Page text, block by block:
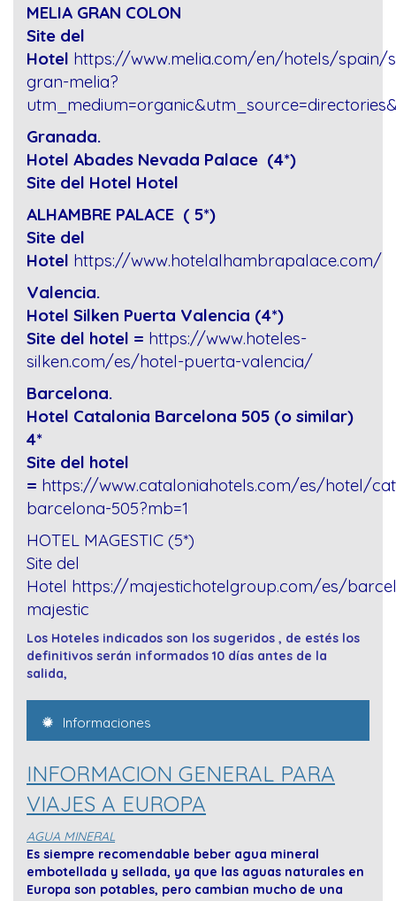
MELIA GRAN COLON
Site del
Hotel https://www.melia.com/en/hotels/spain/
gran-melia?
Granada.
Hotel Abades Nevada Palace (4*)
Site del Hotel Hotel
ALHAMBRE PALACE ( 5*)
Site del
Hotel https://www.hotelalhambrapalace.com/
Valencia.
Hotel Silken Puerta Valencia (4*)
Site del hotel = https://www.hoteles-
silken.com/es/hotel-puerta-valencia/
Barcelona.
Hotel Catalonia Barcelona 505 (o similar)
4*
Site del hotel
= https://www.cataloniahotels.com/es/hotel/
barcelona-505?mb=1
HOTEL MAGESTIC (5*)
Site del
Hotel https://majestichotelgroup.com/es/
majestic
Los Hoteles indicados son los sugeridos , de estés los
definitivos serán informados 10 días antes de la
salida,
Informaciones
INFORMACION GENERAL PARA
VIAJES A EUROPA
AGUA MINERAL
Es siempre recomendable beber agua mineral
embotellada y sellada, ya que las aguas naturales en
Europa son potables, pero cambian mucho de una